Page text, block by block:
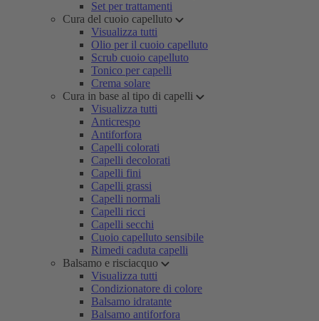
Set per trattamenti
Cura del cuoio capelluto
Visualizza tutti
Olio per il cuoio capelluto
Scrub cuoio capelluto
Tonico per capelli
Crema solare
Cura in base al tipo di capelli
Visualizza tutti
Anticrespo
Antiforfora
Capelli colorati
Capelli decolorati
Capelli fini
Capelli grassi
Capelli normali
Capelli ricci
Capelli secchi
Cuoio capelluto sensibile
Rimedi caduta capelli
Balsamo e risciacquo
Visualizza tutti
Condizionatore di colore
Balsamo idratante
Balsamo antiforfora